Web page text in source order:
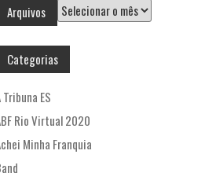
Arquivos Arquivos
Categorias
Tribuna ES
Rio Virtual 2020
Minha Franquia